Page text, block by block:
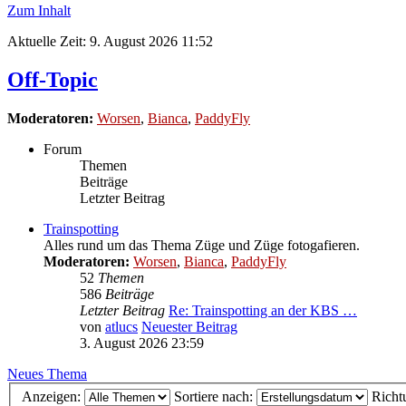
Zum Inhalt
Aktuelle Zeit: 9. August 2026 11:52
Off-Topic
Moderatoren: Worsen, Bianca, PaddyFly
Forum
Themen
Beiträge
Letzter Beitrag
Trainspotting
Alles rund um das Thema Züge und Züge fotogafieren.
Moderatoren: Worsen, Bianca, PaddyFly
52 Themen
586 Beiträge
Letzter Beitrag Re: Trainspotting an der KBS …
von atlucs Neuester Beitrag
3. August 2026 23:59
Neues Thema
Anzeigen:
Sortiere nach: